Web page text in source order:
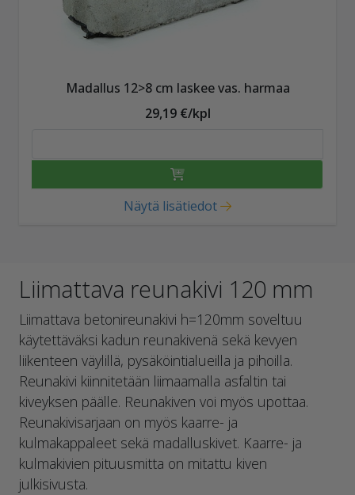
Madallus 12>8 cm laskee vas. harmaa
29,19 €/kpl
Näytä lisätiedot
Liimattava reunakivi 120 mm
Liimattava betonireunakivi h=120mm soveltuu
käytettäväksi kadun reunakivenä sekä kevyen
liikenteen väylillä, pysäköintialueilla ja pihoilla.
Reunakivi kiinnitetään liimaamalla asfaltin tai
kiveyksen päälle. Reunakiven voi myös upottaa.
Reunakivisarjaan on myös kaarre- ja
kulmakappaleet sekä madalluskivet. Kaarre- ja
kulmakivien pituusmitta on mitattu kiven
julkisivusta.